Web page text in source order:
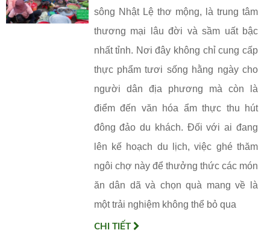
sông Nhật Lệ thơ mộng, là trung tâm
thương mại lâu đời và sầm uất bậc
nhất tỉnh. Nơi đây không chỉ cung cấp
thực phẩm tươi sống hằng ngày cho
người dân địa phương mà còn là
điểm đến văn hóa ẩm thực thu hút
đông đảo du khách. Đối với ai đang
lên kế hoạch du lịch, việc ghé thăm
ngôi chợ này để thưởng thức các món
ăn dân dã và chọn quà mang về là
một trải nghiệm không thể bỏ qua
CHI TIẾT